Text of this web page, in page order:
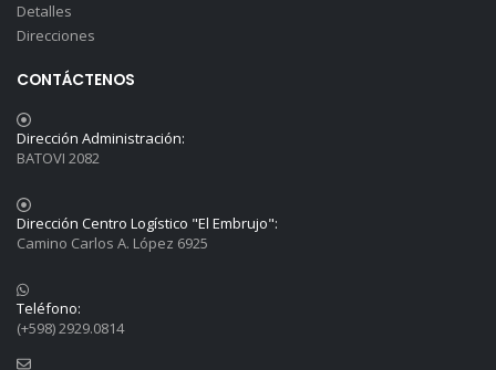
Detalles
Direcciones
CONTÁCTENOS
Dirección Administración:
BATOVI 2082
Dirección Centro Logístico "El Embrujo":
Camino Carlos A. López 6925
Teléfono:
(+598) 2929.0814